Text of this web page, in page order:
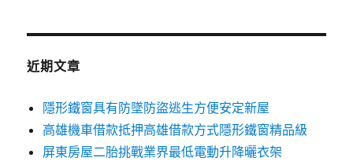
近期文章
隱形鐵窗具有防墜防盜逃生方便安定新屋
高雄機車借款抵押高雄借款方式隱形鐵窗精品級
屏東房屋二胎挑戰業界最低電動升降曬衣架